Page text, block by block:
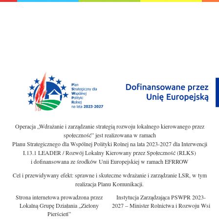
Operacja „Wdrażanie i zarządzanie strategią rozwoju lokalnego kierowanego przez
społeczność” jest realizowana w ramach
Planu Strategicznego dla Wspólnej Polityki Rolnej na lata 2023-2027 dla Interwencji
I.13.1 LEADER / Rozwój Lokalny Kierowany przez Społeczność (RLKS)
i dofinansowana ze środków Unii Europejskiej w ramach EFRROW
Cel i przewidywany efekt: sprawne i skuteczne wdrażanie i zarządzanie LSR, w tym
realizacja Planu Komunikacji.
Strona internetowa prowadzona przez
Lokalną Grupę Działania „Zielony
Pierścień”
Instytucja Zarządzająca PSWPR 2023-
2027 – Minister Rolnictwa i Rozwoju Wsi